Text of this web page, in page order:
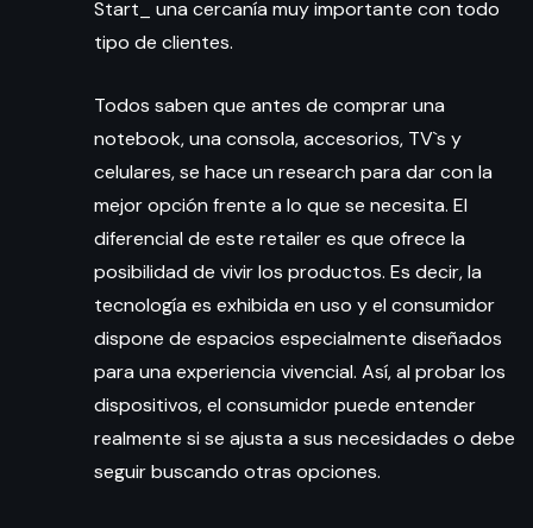
Start_ una cercanía muy importante con todo
tipo de clientes.
Todos saben que antes de comprar una
notebook, una consola, accesorios, TV`s y
celulares, se hace un research para dar con la
mejor opción frente a lo que se necesita. El
diferencial de este retailer es que ofrece la
posibilidad de vivir los productos. Es decir, la
tecnología es exhibida en uso y el consumidor
dispone de espacios especialmente diseñados
para una experiencia vivencial. Así, al probar los
dispositivos, el consumidor puede entender
realmente si se ajusta a sus necesidades o debe
seguir buscando otras opciones.